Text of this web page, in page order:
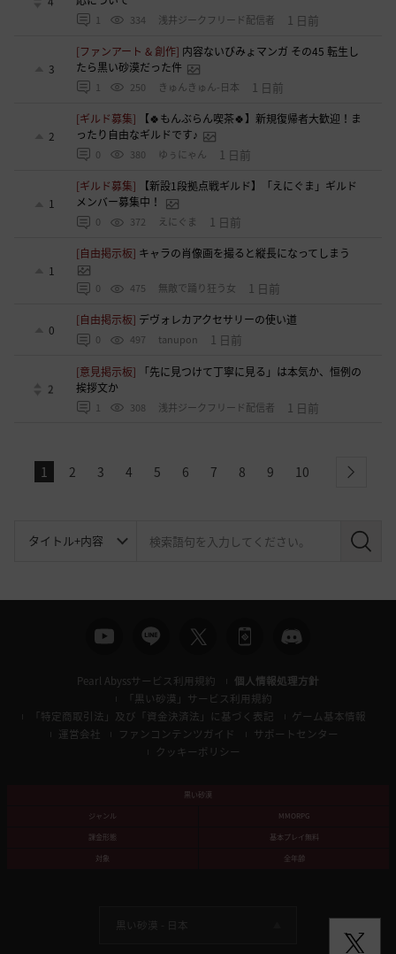
1 334 浅井ジークフリード配信者 1 日前
3
[ファンアート & 創作] 内容ないびみょマンガ その45 転生し
たら黒い砂漠だった件
1 250 きゅんきゅん-日本 1 日前
2
[ギルド募集]
【🍀もんぶらん喫茶🍀】新規復帰者大歓迎！ま
ったり自由なギルドです♪
0 380 ゆぅにゃん 1 日前
1
[ギルド募集]
【新設1段拠点戦ギルド】「えにぐま」ギルド
メンバー募集中！
0 372 えにぐま 1 日前
1
[自由掲示板] キャラの肖像画を撮ると縦長になってしまう
0 475 無敵で踊り狂う女 1 日前
0
[自由掲示板] デヴォレカアクセサリーの使い道
0 497 tanupon 1 日前
2
[意見掲示板]
「先に見つけて丁寧に見る」は本気か、恒例の
挨拶文か
1 308 浅井ジークフリード配信者 1 日前
1 2 3 4 5 6 7 8 9 10 next
検
Pearl Abyssサービス利用規約
個人情報処理方針
「黒い砂漠」サービス利用規約
「特定商取引法」及び「資金決済法」に基づく表記
ゲーム基本情報
運営会社
ファンコンテンツガイド
サポートセンター
クッキーポリシー
黒い砂漠
ジャンル
MMORPG
課金形態
基本プレイ無料
対象
全年齢
黒い砂漠 - 日本